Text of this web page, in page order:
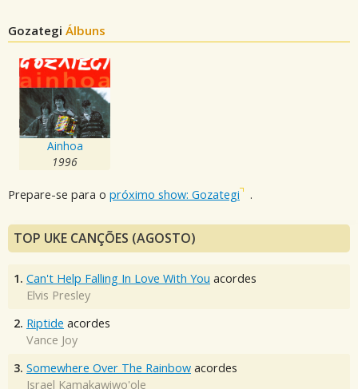
Gozategi Álbuns
Ainhoa
1996
Prepare-se para o próximo show: Gozategi .
TOP UKE CANÇÕES (AGOSTO)
1. Can't Help Falling In Love With You acordes
Elvis Presley
2. Riptide acordes
Vance Joy
3. Somewhere Over The Rainbow acordes
Israel Kamakawiwo'ole